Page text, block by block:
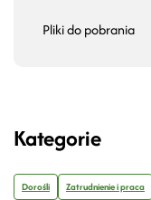
Pliki do pobrania
Kategorie
Dorośli Zatrudnienie i praca